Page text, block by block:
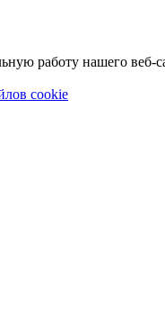
работу нашего веб-
cookie